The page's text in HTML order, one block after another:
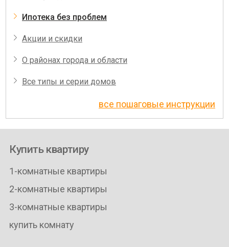
Ипотека без проблем
Акции и скидки
О районах города и области
Все типы и серии домов
все пошаговые инструкции
Купить квартиру
1-комнатные квартиры
2-комнатные квартиры
3-комнатные квартиры
купить комнату